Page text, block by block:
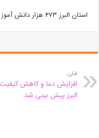
استان البرز ۴۷۳ هزار دانش آموز دارد.
قبلی
افزایش دما و کاهش کیفیت
البرز پیش بینی شد